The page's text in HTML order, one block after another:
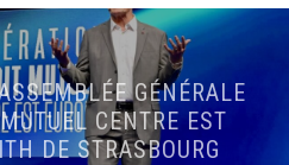
GÉNÉRALE
CENTRE EST
DE STRASBOURG